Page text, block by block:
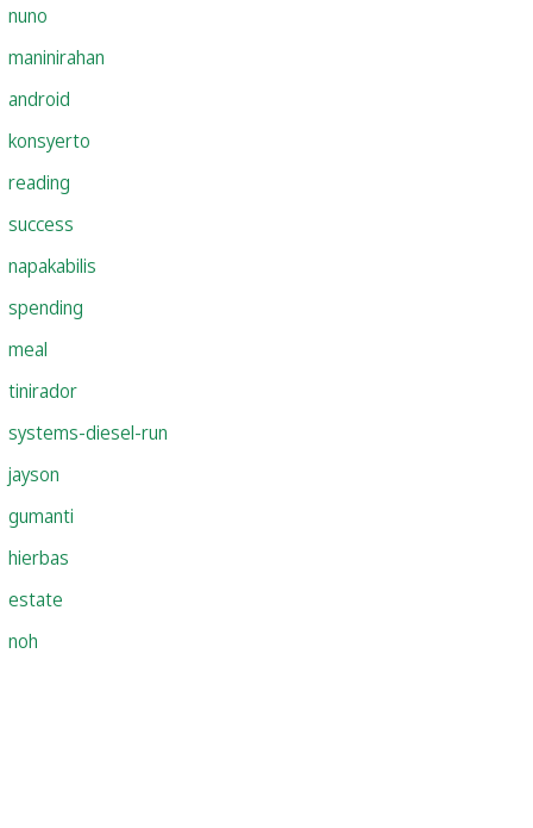
nuno
maninirahan
android
konsyerto
reading
success
napakabilis
spending
meal
tinirador
systems-diesel-run
jayson
gumanti
hierbas
estate
noh